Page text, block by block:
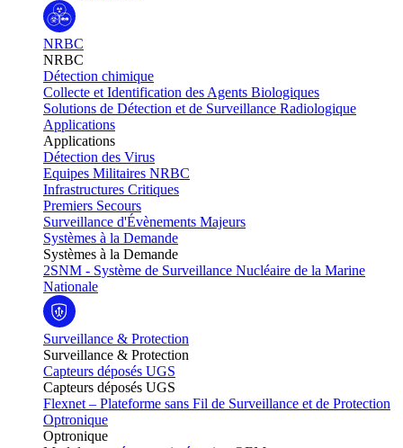
NRBC
NRBC
Détection chimique
Collecte et Identification des Agents Biologiques
Solutions de Détection et de Surveillance Radiologique
Applications
Applications
Détection des Virus
Equipes Militaires NRBC
Infrastructures Critiques
Premiers Secours
Surveillance d'Évènements Majeurs
Systèmes à la Demande
Systèmes à la Demande
2SNM - Système de Surveillance Nucléaire de la Marine
Nationale
Surveillance & Protection
Surveillance & Protection
Capteurs déposés UGS
Capteurs déposés UGS
Flexnet – Plateforme sans Fil de Surveillance et de Protection
Optronique
Optronique